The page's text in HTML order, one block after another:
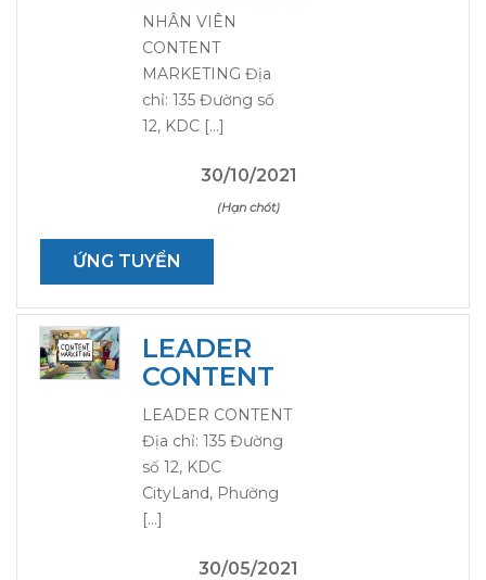
NHÂN VIÊN
CONTENT
MARKETING Địa
chỉ: 135 Đường số
12, KDC […]
30/10/2021
(Hạn chót)
ỨNG TUYỂN
LEADER
CONTENT
LEADER CONTENT
Địa chỉ: 135 Đường
số 12, KDC
CityLand, Phường
[…]
30/05/2021